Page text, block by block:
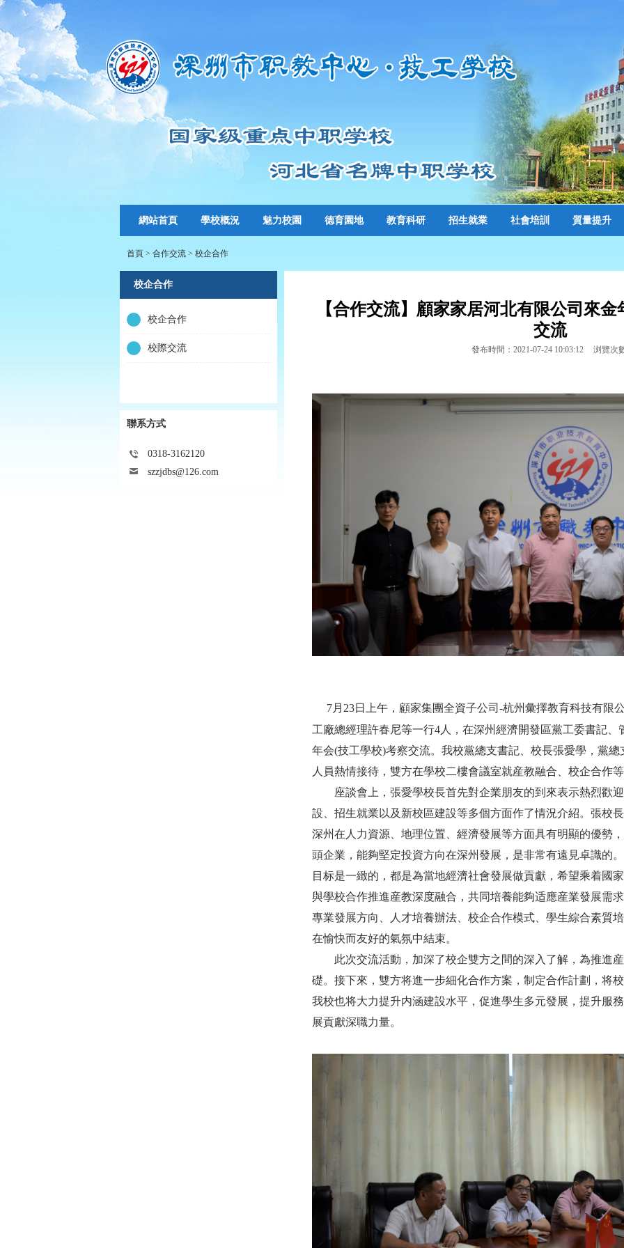
網站首頁 學校概況 魅力校園 德育園地 教育科研 招生就業 社會培訓 質量提升
首頁 > 合作交流 > 校企合作
【合作交流】顧家家居河北有限公司來
交流
發布時間：2021-07-24 10:03:12 浏覽次
7月23日上午，顧家集團全資子公司-杭州彙擇教育科技有限
工廠總經理許春尼等一行4人，在深州經濟開發區黨工委書記
年会(技工學校)考察交流。我校黨總支書記、校長張愛學，黨
人員熱情接待，雙方在學校二樓會議室就産教融合、校企合作
座談會上，張愛學校長首先對企業朋友的到來表示熱烈歡迎
設、招生就業以及新校區建設等多個方面作了情況介紹。張校
深州在人力資源、地理位置、經濟發展等方面具有明顯的優勢
頭企業，能夠堅定投資方向在深州發展，是非常有遠見卓識的
目标是一緻的，都是為當地經濟社會發展做貢獻，希望乘着國
與學校合作推進産教深度融合，共同培養能夠适應産業發展需
專業發展方向、人才培養辦法、校企合作模式、學生綜合素質
在愉快而友好的氣氛中結束。
此次交流活動，加深了校企雙方之間的深入了解，為推進産
礎。接下來，雙方将進一步細化合作方案，制定合作計劃，将
我校也将大力提升内涵建設水平，促進學生多元發展，提升服
展貢獻深職力量。
校企合作
校企合作
校際交流
聯系方式
0318-3162120
szzjdbs@126.com